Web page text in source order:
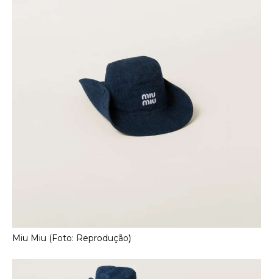
Miu Miu (Foto: Reprodução)